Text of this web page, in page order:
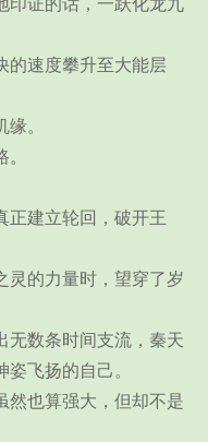
证的话，一跃化龙九
速度攀升至大能层
。
建立轮回，破开王
的力量时，望穿了岁
数条时间支流，秦天
飞扬的自己。
也算强大，但却不是